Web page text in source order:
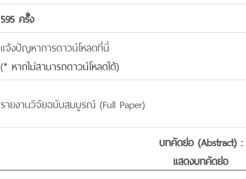
595 ครั้้ง
แจ้งปัญหาการดาวน์โหลดที่นี่
(* หากไม่สามารถดาวน์โหลดได้)
รายงานวิจัยฉบับสมบูรณ์ (Full Paper)
บทคัดย่อ (Abstract) :
แสดงบทคัดย่อ